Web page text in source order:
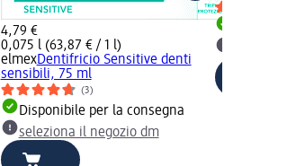
4,79 €
0,075 l (63,87 € / 1 l)
elmexDentifricio Sensitive denti
sensibili, 75 ml
(3)
Disponibile per la consegna
seleziona il negozio dm